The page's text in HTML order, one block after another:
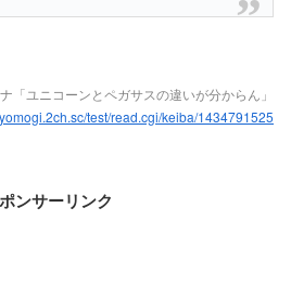
「ユニコーンとペガサスの違いが分からん」
test/read.cgi/keiba/1434791525
ンサーリンク